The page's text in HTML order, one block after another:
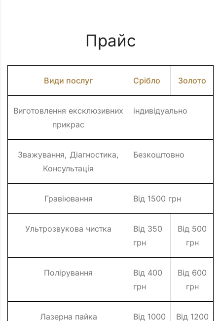
Прайс
Види послуг Срібло Золото
Виготовлення ексклюзивних
прикрас
індивідуально
Зважування, Діагностика,
Консультація
Безкоштовно
Гравіювання Від 1500 грн
Ультрозвукова чистка
Від 350
грн
Від 500
грн
Полірування
Від 400
грн
Від 600
грн
Лазерна пайка
Від 1000
Від 1200